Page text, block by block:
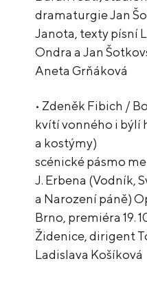
dramaturgie Jan
Janota, texty písní
Ondra a Jan
Aneta Grňáková
• Zdeněk Fibich /
kvítí vonného i býlí
a kostýmy)
scénické pásmo
J. Erbena (Vodník,
a Narození páně)
Brno, premiéra 19.
Židenice, dirigent
Ladislava Košíková